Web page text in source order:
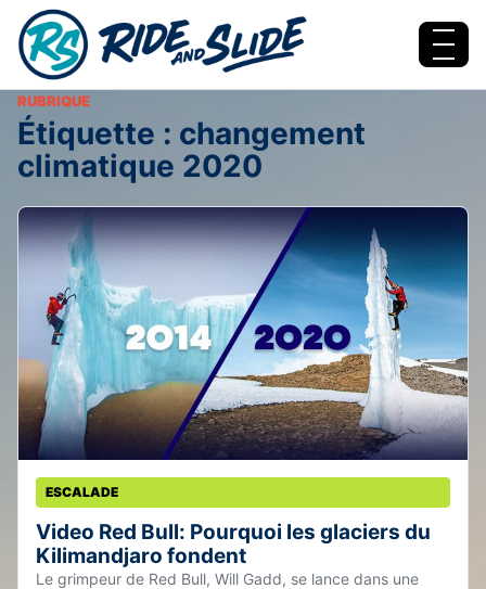
Aller au contenu
Menu
RUBRIQUE
Étiquette : changement
climatique 2020
ESCALADE
Video Red Bull: Pourquoi les glaciers du
Kilimandjaro fondent
Le grimpeur de Red Bull, Will Gadd, se lance dans une